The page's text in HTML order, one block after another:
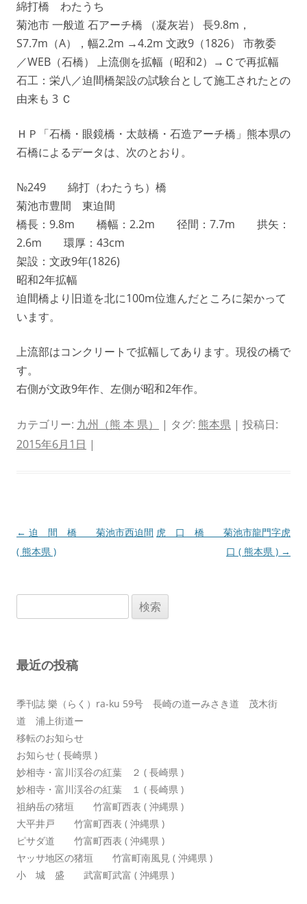
綿打橋 わたうち
菊池市 一般道 石アーチ橋 （凝灰岩） 長9.8m，
S7.7m（A），幅2.2m →4.2m 文政9（1826） 市教委
／WEB（石橋） 上流側を拡幅（昭和2）→Ｃで再拡幅
石工：栄八／迫間橋架設の試験台として施工されたとの
由来も 3 Ｃ
ＨＰ「石橋・眼鏡橋・太鼓橋・石造アーチ橋」熊本県の
石橋によるデータは、次のとおり。
№249 綿打（わたうち）橋
菊池市豊間 東迫間
橋長：9.8m 橋幅：2.2m 径間：7.7m 拱矢：
2.6m 環厚：43cm
架設：文政9年(1826)
昭和2年拡幅
迫間橋より旧道を北に100m位進んだところに架かって
います。
上流部はコンクリートで拡幅してあります。現役の橋で
す。
右側が文政9年作、左側が昭和2年作。
カテゴリー: 九州（熊 本 県） | タグ: 熊本県 | 投稿日:
2015年6月1日 |
投
稿
ョ
← 迫 間 橋 菊池市西迫間
( 熊本県 )
虎 口 橋 菊池市龍門字虎
口 ( 熊本県 ) →
索:
最近の投稿
季刊誌 樂（らく）ra-ku 59号 長崎の道ーみさき道 茂木街
道 浦上街道ー
移転のお知らせ
お知らせ ( 長崎県 )
妙相寺・富川渓谷の紅葉 ２ ( 長崎県 )
妙相寺・富川渓谷の紅葉 １ ( 長崎県 )
祖納岳の猪垣 竹富町西表 ( 沖縄県 )
大平井戸 竹富町西表 ( 沖縄県 )
ピサダ道 竹富町西表 ( 沖縄県 )
ヤッサ地区の猪垣 竹富町南風見 ( 沖縄県 )
小 城 盛 武富町武富 ( 沖縄県 )